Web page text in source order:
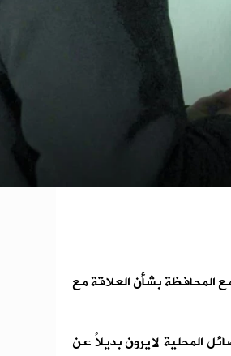
المحافظة بشأن العلاقة مع
المحلية لا يرون بديلاً عن